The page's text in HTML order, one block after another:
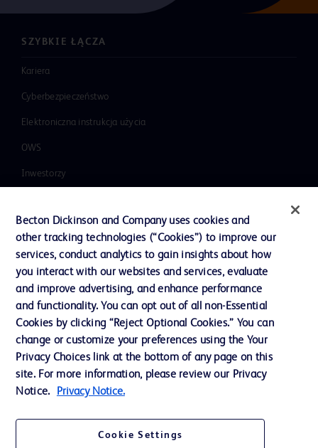
SZYBKIE ŁĄCZA
Kariera
Cyberbezpieczeństwo
Elektroniczna instrukcja użycia
OWS
Inwestorzy
równość
Wiadomości, media i blogi
Etyka i zgodność z przepisami
Dział wsparcia
Skontaktuj się z nami
Preferencje dotyczące plików cookie
Becton Dickinson and Company uses cookies and
other tracking technologies (“Cookies”) to improve our
services, conduct analytics to gain insights about how
you interact with our websites and services, evaluate
and improve advertising, and enhance performance
and functionality. You can opt out of all non-Essential
Cookies by clicking “Reject Optional Cookies.” You can
change or customize your preferences using the Your
Privacy Choices link at the bottom of any page on this
site. For more information, please review our Privacy
Notice.
Privacy Notice.
Cookie Settings